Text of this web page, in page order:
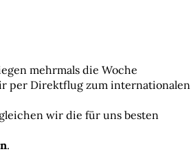
mehrmals die Woche
per Direktflug zum internationalen
wir die für uns besten
.